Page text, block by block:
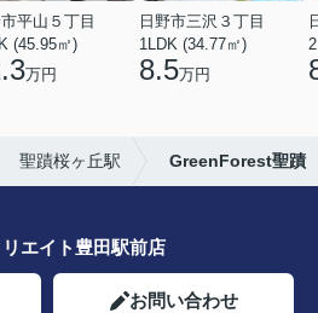
平山５丁目
(45.95㎡)
万円
日野市三沢３丁目
1LDK (34.77㎡)
8.5万円
聖蹟桜ヶ丘駅 GreenForest聖蹟
エイト豊田駅前店
お問い合わせ